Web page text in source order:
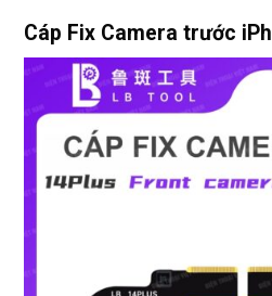
Cáp Fix Camera trước